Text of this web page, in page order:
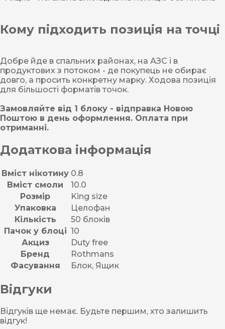
Кому підходить позиція на точці
Добре йде в спальних районах, на АЗС і в
продуктових з потоком - де покупець не обирає
довго, а просить конкретну марку. Ходова позиція
для більшості форматів точок.
Замовляйте від 1 блоку - відправка Новою
Поштою в день оформлення. Оплата при
отриманні.
Додаткова інформація
Вміст нікотину 0.8
Вміст смоли
10.0
Розмір
King size
Упаковка
Целофан
Кількість
50 блоків
Пачок у блоці 10
Акциз
Duty free
Бренд
Rothmans
Фасування
Блок, Ящик
Відгуки
Відгуків ще немає. Будьте першим, хто залишить
відгук!